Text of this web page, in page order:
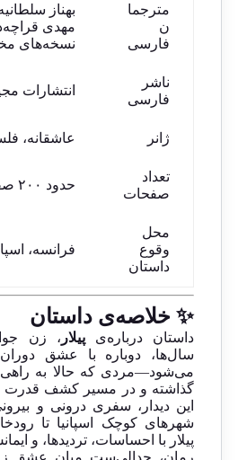
مترجما
ن
فارسی
بهناز
مهدی
نسخه‌های
ناشر
فارسی
انتشارات
ژانر عاشقانه،
تعداد
صفحات
حدود ۲۰۰ صفحه
محل
وقوع
داستان
فرانسه،
✨ خلاصه‌ی داستان
داستان درباره‌یپیلار ، زن
سال‌ها، دوباره با عشق
می‌شود—مردی که حالا به راهی
گذاشته و در مسیر کشف قدرت
این دیدار، سفری درونی و
شهرهای کوچک اسپانیا تا
پیلار با احساسات، تردیدها، و
رمان، جدالی‌ست میان عشق